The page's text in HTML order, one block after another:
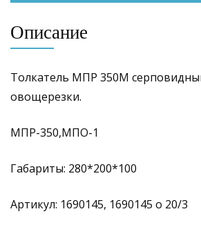
Описание
Толкатель МПР 350М
овощерезки.
МПР-350,МПО-1
Габариты: 280*200*100
Артикул: 1690145, 1690145 о 20/3